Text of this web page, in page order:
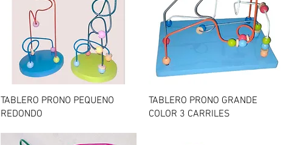
Vista rápida
TABLERO PRONO PEQUENO
REDONDO
Vista rápida
TABLERO PRONO GRANDE
COLOR 3 CARRILES